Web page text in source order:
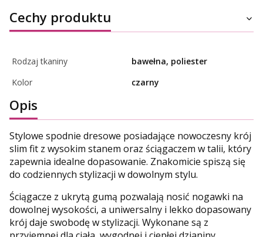
Cechy produktu
Rodzaj tkaniny
bawełna, poliester
Kolor
czarny
Opis
Stylowe spodnie dresowe posiadające nowoczesny krój
slim fit z wysokim stanem oraz ściągaczem w talii, który
zapewnia idealne dopasowanie. Znakomicie spiszą się
do codziennych stylizacji w dowolnym stylu.
Ściągacze z ukrytą gumą pozwalają nosić nogawki na
dowolnej wysokości, a uniwersalny i lekko dopasowany
krój daje swobodę w stylizacji. Wykonane są z